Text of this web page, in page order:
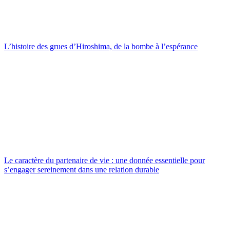
L’histoire des grues d’Hiroshima, de la bombe à l’espérance
Le caractère du partenaire de vie : une donnée essentielle pour
s’engager sereinement dans une relation durable